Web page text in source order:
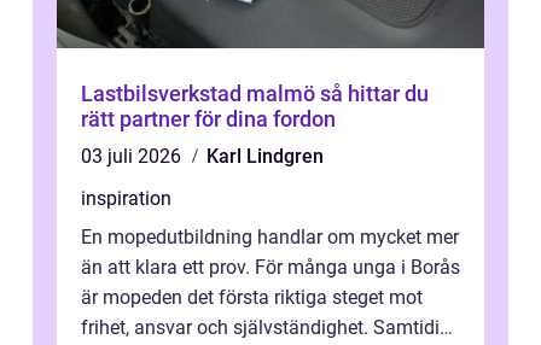
Lastbilsverkstad malmö så hittar du
rätt partner för dina fordon
03 juli 2026
Karl Lindgren
inspiration
En mopedutbildning handlar om mycket mer
än att klara ett prov. För många unga i Borås
är mopeden det första riktiga steget mot
frihet, ansvar och självständighet. Samtidigt